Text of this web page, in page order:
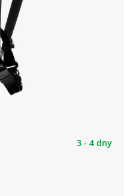
3 - 4 dny